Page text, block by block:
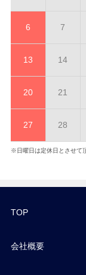
6 7
13 14
20 21
27 28
※日曜日は定休日とさせて
TOP
会社概要